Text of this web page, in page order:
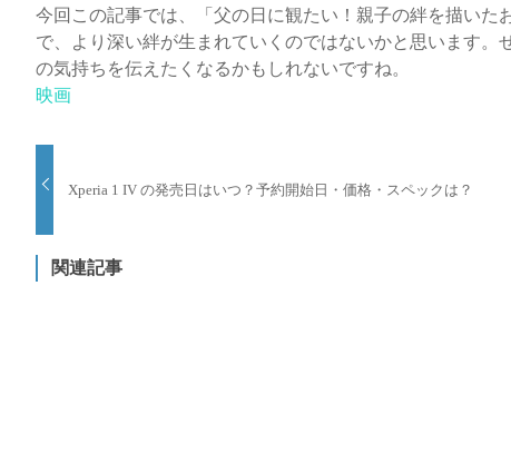
今回この記事では、「父の日に観たい！親子の絆を描い
で、より深い絆が生まれていくのではないかと思います
の気持ちを伝えたくなるかもしれないですね。
映画
Xperia 1 IV の発売日はいつ？予約開始日・価格・スペックは？
関連記事